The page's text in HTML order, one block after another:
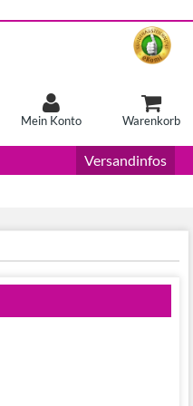
Mein Konto Warenkorb
Versandinfos